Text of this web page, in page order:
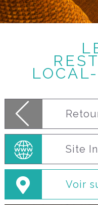
Site
Voir